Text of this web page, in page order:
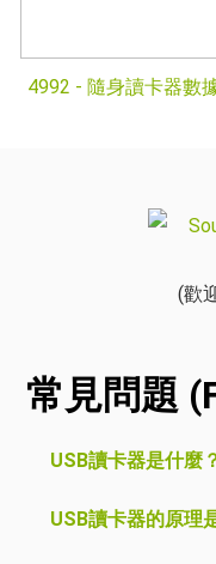
4992 - 隨身讀卡器數
(歡
常見問題
USB讀卡器是什麼
USB讀卡器的原理